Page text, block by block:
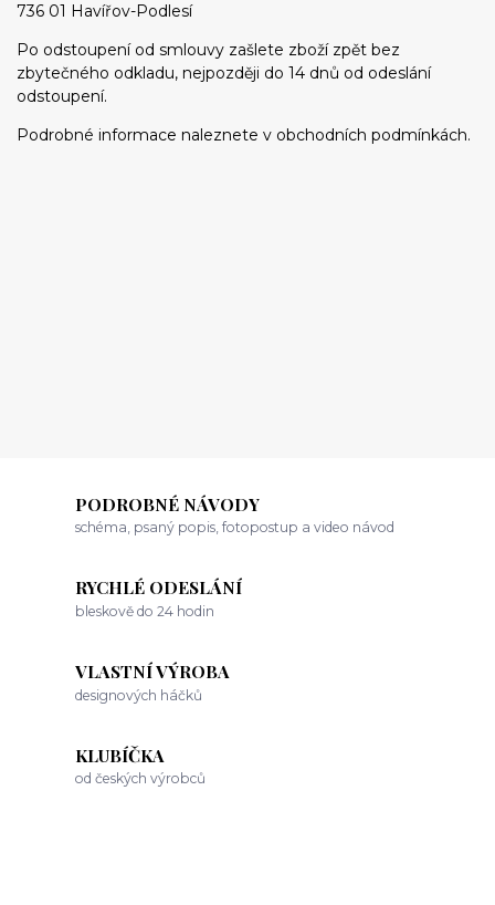
736 01 Havířov-Podlesí
Po odstoupení od smlouvy zašlete zboží zpět bez
zbytečného odkladu, nejpozději do 14 dnů od odeslání
odstoupení.
Podrobné informace naleznete v obchodních podmínkách.
PODROBNÉ NÁVODY
schéma, psaný popis, fotopostup a video návod
RYCHLÉ ODESLÁNÍ
bleskově do 24 hodin
VLASTNÍ VÝROBA
designových háčků
KLUBÍČKA
od českých výrobců